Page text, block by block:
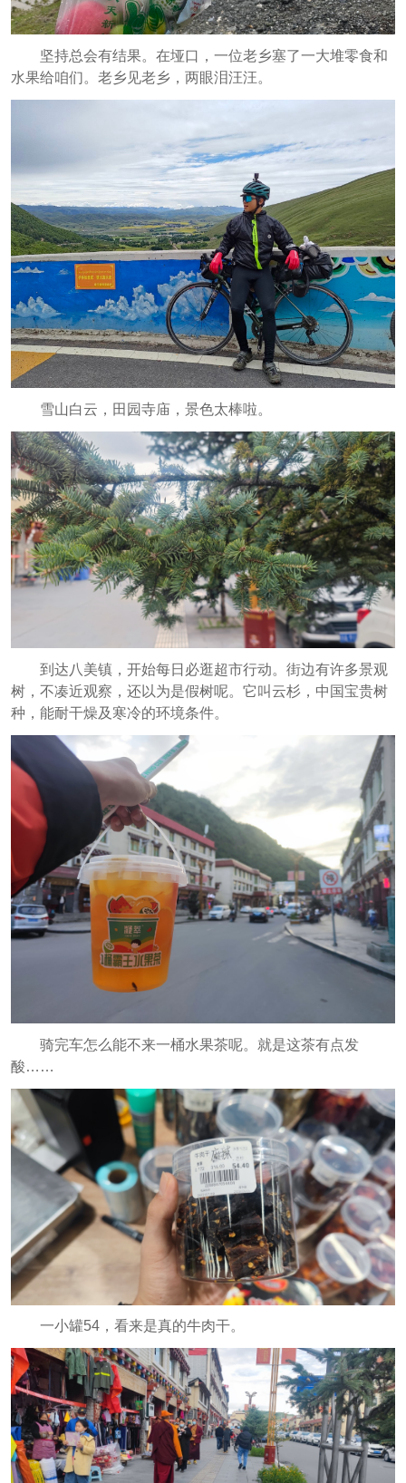
坚持总会有结果。在垭口，一位老乡塞了一大堆零食和
水果给咱们。老乡见老乡，两眼泪汪汪。
雪山白云，田园寺庙，景色太棒啦。
到达八美镇，开始每日必逛超市行动。街边有许多景观
树，不凑近观察，还以为是假树呢。它叫云杉，中国宝贵树
种，能耐干燥及寒冷的环境条件。
骑完车怎么能不来一桶水果茶呢。就是这茶有点发
酸……
一小罐54，看来是真的牛肉干。